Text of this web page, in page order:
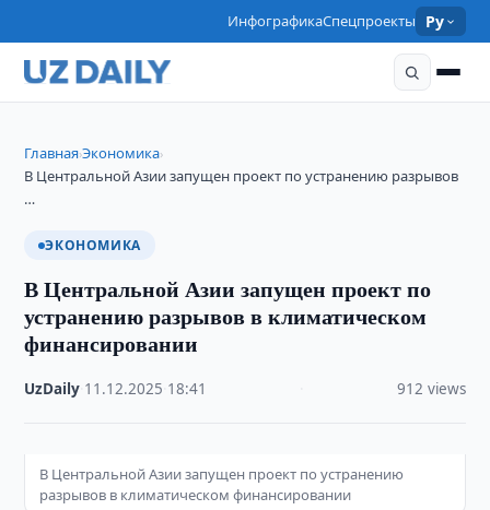
ИнфографикаСпецпроекты Ру
Главная›Экономика›
В Центральной Азии запущен проект по устранению разрывов
…
ЭКОНОМИКА
В Центральной Азии запущен проект по
устранению разрывов в климатическом
финансировании
UzDaily 11.12.2025 18:41 912 views
В Центральной Азии запущен проект по устранению
разрывов в климатическом финансировании